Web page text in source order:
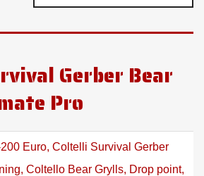
Gerber Bear
Pro
Euro, Coltelli Survival Gerber
, Coltello Bear Grylls, Drop point,